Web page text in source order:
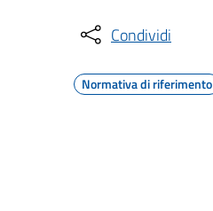
Condividi
Normativa di riferimento